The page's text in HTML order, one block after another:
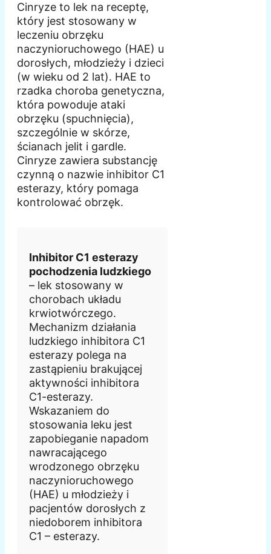
Cinryze to lek na receptę,
który jest stosowany w
leczeniu obrzęku
naczynioruchowego (HAE) u
dorosłych, młodzieży i dzieci
(w wieku od 2 lat). HAE to
rzadka choroba genetyczna,
która powoduje ataki
obrzęku (spuchnięcia),
szczególnie w skórze,
ścianach jelit i gardle.
Cinryze zawiera substancję
czynną o nazwie inhibitor C1
esterazy, który pomaga
kontrolować obrzęk.
Inhibitor C1 esterazy
pochodzenia ludzkiego
– lek stosowany w
chorobach układu
krwiotwórczego.
Mechanizm działania
ludzkiego inhibitora C1
esterazy polega na
zastąpieniu brakującej
aktywności inhibitora
C1-esterazy.
Wskazaniem do
stosowania leku jest
zapobieganie napadom
nawracającego
wrodzonego obrzęku
naczynioruchowego
(HAE) u młodzieży i
pacjentów dorosłych z
niedoborem inhibitora
C1 – esterazy.